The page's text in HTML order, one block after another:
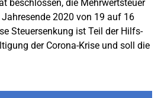
beschlossen, die Mehrwertsteuer
2020 von 19 auf 16
Steuersenkung ist Teil der Hilfs­
der Co­ro­na-Kri­se und soll die